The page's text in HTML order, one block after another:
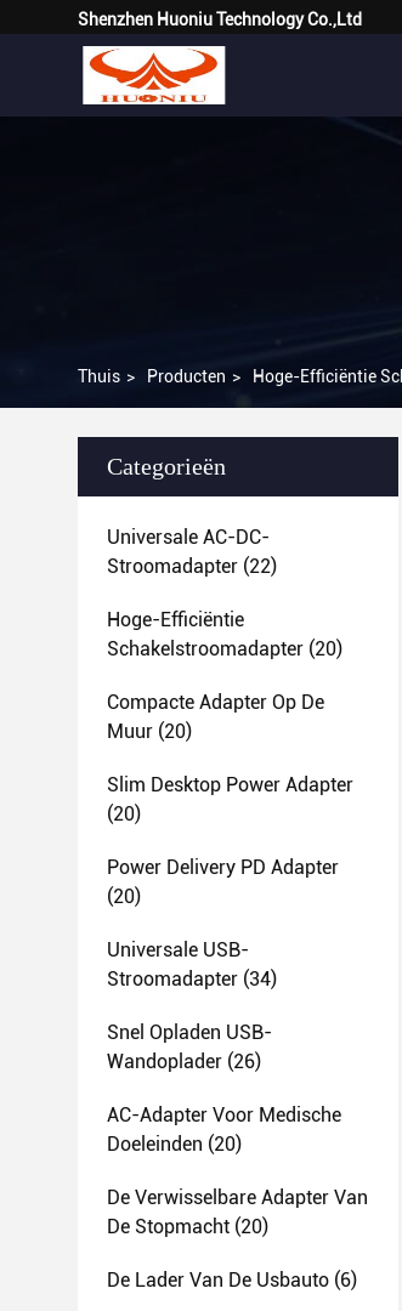
Shenzhen Huoniu Technology Co.,Ltd
Thuis > Producten > Hoge-Efficiëntie
Categorieën
Universale AC-DC-
Stroomadapter (22)
Hoge-Efficiëntie
Schakelstroomadapter (20)
Compacte Adapter Op De
Muur (20)
Slim Desktop Power Adapter
(20)
Power Delivery PD Adapter
(20)
Universale USB-
Stroomadapter (34)
Snel Opladen USB-
Wandoplader (26)
AC-Adapter Voor Medische
Doeleinden (20)
De Verwisselbare Adapter Van
De Stopmacht (20)
De Lader Van De Usbauto (6)